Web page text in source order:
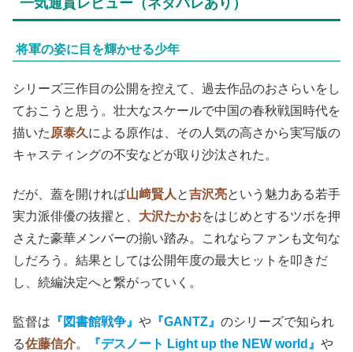
将軍の姿に目を輝かせる少年
シリーズ三作目の公開を控えて、過去作品のおさらいをし
ておこうと思う。壮大なスケールで中国の春秋戦国時代を
描いた 原泰久による原作は、その人気の高さから実写版の
キャスティングの不安などが取り沙汰された。
だが、蓋を開ければ山﨑賢人 と吉沢亮という魅力ある若手
実力派俳優の抜擢と、 大沢たかおをはじめとするツボを押
さえた豪華メンバーの揃い踏み。これならファンも文句な
しだろう。結果としては公開年度の最大ヒットを叩きだ
し、続編決定へと繋がっていく。
監督は 『図書館戦争』 や 『GANTZ』 のシリーズで知られ
る佐藤信介。 『デスノート Light up the NEW world』 や